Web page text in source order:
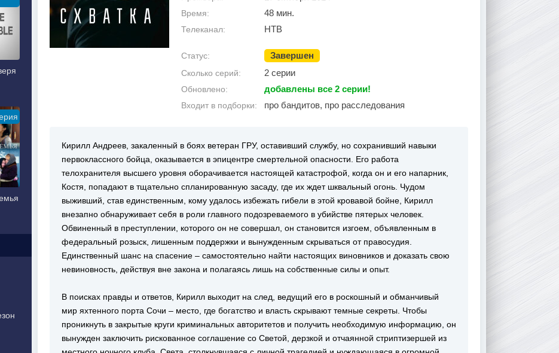
Время: 48 мин.
Телеканал: НТВ
Статус: Завершен
Сколько серий: 2 серии
Обновлено: добавлены все 2 серии!
Входит в подборки: про бандитов, про расследования
Кирилл Андреев, закаленный в боях ветеран ГРУ, оставивший службу, но сохранивший навыки
первоклассного бойца, оказывается в эпицентре смертельной опасности. Его работа
телохранителя высшего уровня оборачивается настоящей катастрофой, когда он и его напарник,
Костя, попадают в тщательно спланированную засаду, где их ждет шквальный огонь. Чудом
выживший, став единственным, кому удалось избежать гибели в этой кровавой бойне, Кирилл
внезапно обнаруживает себя в роли главного подозреваемого в убийстве пятерых человек.
Обвиненный в преступлении, которого он не совершал, он становится изгоем, объявленным в
федеральный розыск, лишенным поддержки и вынужденным скрываться от правосудия.
Единственный шанс на спасение – самостоятельно найти настоящих виновников и доказать свою
невиновность, действуя вне закона и полагаясь лишь на собственные силы и опыт.
В поисках правды и ответов, Кирилл выходит на след, ведущий его в роскошный и обманчивый
мир яхтенного порта Сочи – место, где богатство и власть скрывают темные секреты. Чтобы
проникнуть в закрытые круги криминальных авторитетов и получить необходимую информацию, он
вынужден заключить рискованное соглашение со Светой, дерзкой и отчаянной стриптизершей из